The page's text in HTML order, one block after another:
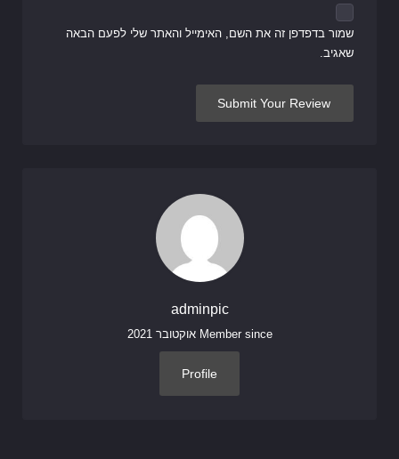
שמור בדפדפן זה את השם, האימייל והאתר שלי לפעם הבאה
שאגיב.
adminpic
Member since אוקטובר 2021
Profile